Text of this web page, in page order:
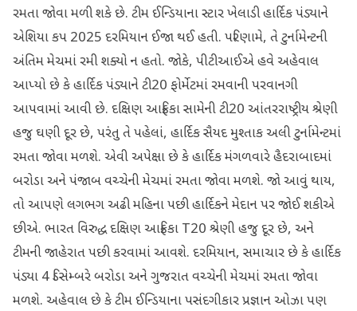
રમતા જોવા મળી શકે છે. ટીમ ઈન્ડિયાના સ્ટાર ખેલાડી હાર્દિક પંડ્યાને
એશિયા કપ 2025 દરમિયાન ઈજા થઈ હતી. પરિણામે, તે ટુર્નામેન્ટની
અંતિમ મેચમાં રમી શક્યો ન હતો. જોકે, પીટીઆઈએ હવે અહેવાલ
આપ્યો છે કે હાર્દિક પંડ્યાને ટી20 ફોર્મેટમાં રમવાની પરવાનગી
આપવામાં આવી છે. દક્ષિણ આફ્રિકા સામેની ટી20 આંતરરાષ્ટ્રીય શ્રેણી
હજુ ઘણી દૂર છે, પરંતુ તે પહેલાં, હાર્દિક સૈયદ મુશ્તાક અલી ટુર્નામેન્ટમાં
રમતા જોવા મળશે. એવી અપેક્ષા છે કે હાર્દિક મંગળવારે હૈદરાબાદમાં
બરોડા અને પંજાબ વચ્ચેની મેચમાં રમતા જોવા મળશે. જો આવું થાય,
તો આપણે લગભગ અઢી મહિના પછી હાર્દિકને મેદાન પર જોઈ શકીએ
છીએ. ભારત વિરુદ્ધ દક્ષિણ આફ્રિકા T20 શ્રેણી હજુ દૂર છે, અને
ટીમની જાહેરાત પછી કરવામાં આવશે. દરમિયાન, સમાચાર છે કે હાર્દિક
પંડ્યા 4 ડિસેમ્બરે બરોડા અને ગુજરાત વચ્ચેની મેચમાં રમતા જોવા
મળશે. અહેવાલ છે કે ટીમ ઈન્ડિયાના પસંદગીકાર પ્રજ્ઞાન ઓઝા પણ